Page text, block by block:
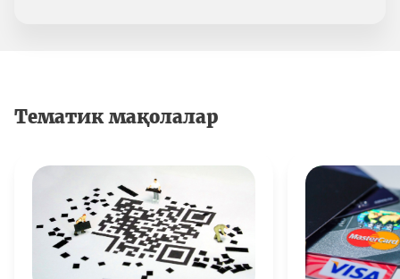
Тематик мақолалар